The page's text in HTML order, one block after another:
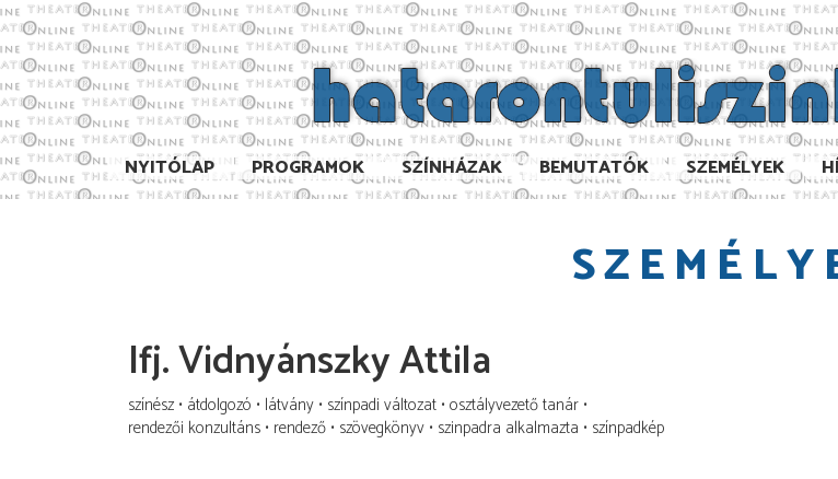
NYITÓLAP PROGRAMOK SZÍNHÁZAK BEMUTATÓK SZEMÉLYEK
Ifj. Vidnyánszky Attila
színész átdolgozó látvány színpadi változat osztályvezető tanár
rendezői konzultáns rendező szövegkönyv szinpadra alkalmazta színpadkép